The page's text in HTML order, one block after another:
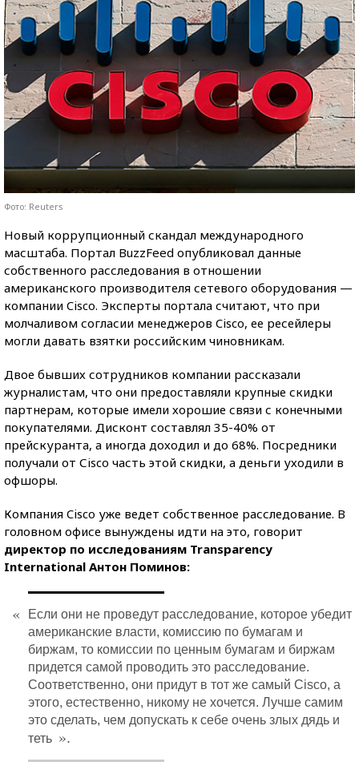
Фото: Reuters
Новый коррупционный скандал международного
масштаба. Портал BuzzFeed опубликовал данные
собственного расследования в отношении
американского производителя сетевого оборудования —
компании Cisco. Эксперты портала считают, что при
молчаливом согласии менеджеров Cisco, ее ресейлеры
могли давать взятки российским чиновникам.
Двое бывших сотрудников компании рассказали
журналистам, что они предоставляли крупные скидки
партнерам, которые имели хорошие связи с конечными
покупателями. Дисконт составлял 35-40% от
прейскуранта, а иногда доходил и до 68%. Посредники
получали от Сisco часть этой скидки, а деньги уходили в
офшоры.
Компания Cisco уже ведет собственное расследование. В
головном офисе вынуждены идти на это, говорит
директор по исследованиям Transparency
International Антон Поминов:
«
Если они не проведут расследование, которое убедит
американские власти, комиссию по бумагам и
биржам, то комиссии по ценным бумагам и биржам
придется самой проводить это расследование.
Соответственно, они придут в тот же самый Cisco, а
этого, естественно, никому не хочется. Лучше самим
это сделать, чем допускать к себе очень злых дядь и
теть ».